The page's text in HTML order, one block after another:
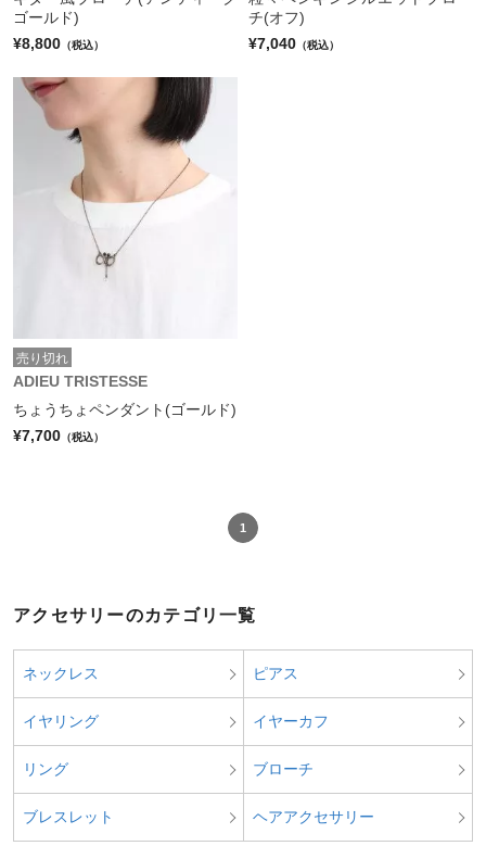
ゴールド)
¥8,800 （税込）
チ(オフ)
¥7,040 （税込）
売り切れ
ADIEU TRISTESSE
ちょうちょペンダント(ゴールド)
¥7,700 （税込）
1
アクセサリーのカテゴリ一覧
ネックレス ピアス
イヤリング イヤーカフ
リング ブローチ
ブレスレット ヘアアクセサリー